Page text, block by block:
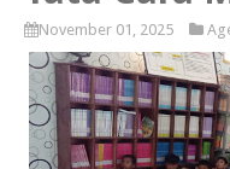
November 01, 2025